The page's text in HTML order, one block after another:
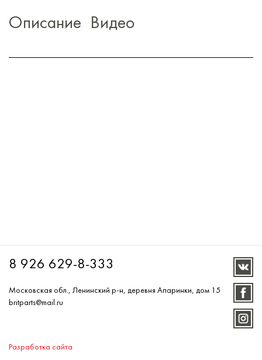
Описание Видео
8 926 629-8-333
Московская обл., Ленинский р-н, деревня Апаринки, дом 15
britparts@mail.ru
Разработка сайта